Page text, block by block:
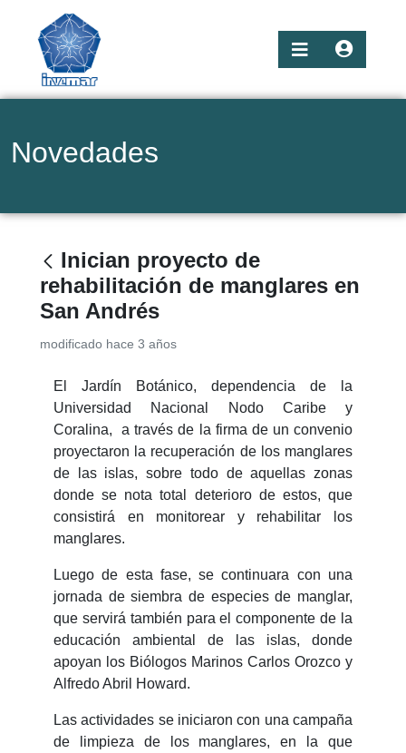
Novedades
Inician proyecto de
rehabilitación de manglares en
San Andrés
modificado hace 3 años
El Jardín Botánico, dependencia de la
Universidad Nacional Nodo Caribe y
Coralina, a través de la firma de un convenio
proyectaron la recuperación de los manglares
de las islas, sobre todo de aquellas zonas
donde se nota total deterioro de estos, que
consistirá en monitorear y rehabilitar los
manglares.
Luego de esta fase, se continuara con una
jornada de siembra de especies de manglar,
que servirá también para el componente de la
educación ambiental de las islas, donde
apoyan los Biólogos Marinos Carlos Orozco y
Alfredo Abril Howard.
Las actividades se iniciaron con una campaña
de limpieza de los manglares, en la que